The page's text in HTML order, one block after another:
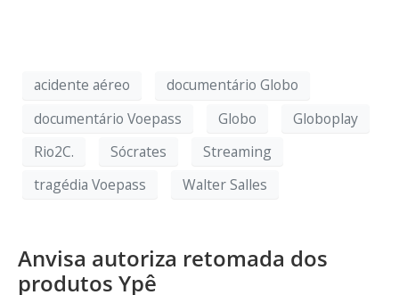
acidente aéreo
documentário Globo
documentário Voepass
Globo
Globoplay
Rio2C.
Sócrates
Streaming
tragédia Voepass
Walter Salles
Anvisa autoriza retomada dos
produtos Ypê